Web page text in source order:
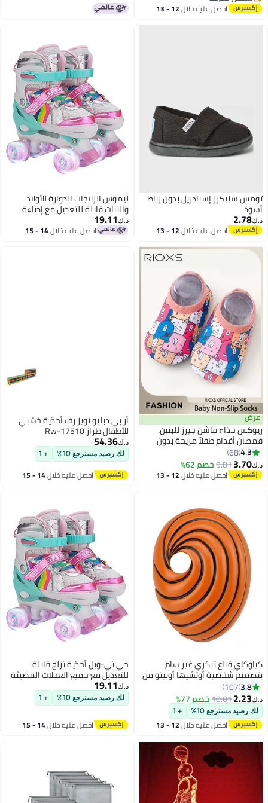
ماء، أحذية أكوا غير قابلة للانزلاق
للأطفال الصغار والكبرى، أحذية أكوا
بتخلّص بسرعةاحصل عليه خلال 12 - 13
تومس سنِيكرز إسبادريل بدون رباط
أسود
د.ك‏2.78
احصل عليه خلال 12 - 13
ليموس الزلاجات الدوارة للأولاد
والبنات قابلة للتعديل مع إضاءة
جميع العجلات
د.ك‏19.11
احصل عليه خلال 14 - 15
8
عرض
ريوكس حذاء فاشن جيرز للبنين،
قمصان أقدام طفلاً مريحة بدون
أحذية، حذاء وقميص سريان سريع
للطفل، حذاء الأطفال والرضع والبنات
والبنين قبل المشي، حذاء مضاد
للانزلاق لمشي الرضع الصغار، حذاء
القماش المتنفس لرجال/أطفال
صغار، حذاء عصرية خفيفة الوزن
لارتداء داخل المنزل، حذاء اللعب
الاسترخاء للبنين والبنات، أحذية رجل
وفتاة غير مختلطة للرضع، حذاء دب
ملون
4.3
68
د.ك‏3.70
9.81خصم 62%
احصل عليه خلال 12 - 13
اغسطس
أر بي دبليو تويز رف أحذية خشبي
للأطفال طراز Rw-17510
د.ك‏54.36
لك رصيد مسترجع 10% + 1
احصل عليه خلال 14 - 15
اغسطس
كياوكاي قناع تنكري غير سام
بتصميم شخصية أوتشيها أوبيتو من
ممتازة"
3.8
107
د.ك‏2.23
10.01خصم 77%
لك رصيد مسترجع 10% + 1
احصل عليه خلال 12 - 13
جي تي-ويل أحذية تزلج قابلة
للتعديل مع جميع العجلات المضيئة
للمبتدئين من البنات والأولاد
د.ك‏19.11
لك رصيد مسترجع 10% + 1
احصل عليه خلال 14 - 15